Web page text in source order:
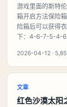
游戏里面的斯特
箱开启方法保险
险箱后可以获得
下：4-6-7-5-4-
2026-04-12 ·
文章
红色沙漠太阳